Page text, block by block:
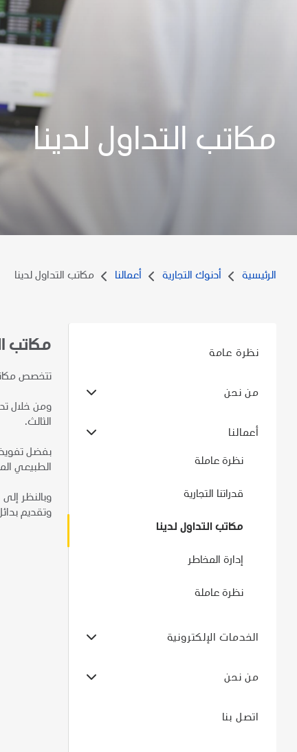
مكاتب التداول لدينا
الرئيسية أدنوك التجارية أعمالنا مكاتب التداول لدينا
مكاتب
تتخصص
ومن خلال
الثالث.
بفضل تفويض
الطبيعي
وبالنظر
وتقديم
نظرة عامة
من نحن
أعمالنا
نظرة عاملة
قدراتنا التجارية
مكاتب التداول لدينا
إدارة المخاطر
نظرة عاملة
الخدمات الإلكترونية
من نحن
اتصل بنا